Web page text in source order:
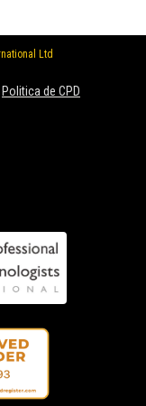
Ltd
Politica de CPD